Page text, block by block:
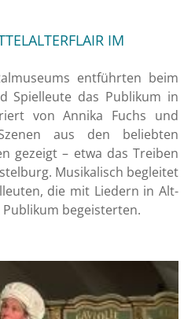
IM
entführten beim
Spielleute das Publikum in
von Annika Fuchs und
aus den beliebten
gezeigt – etwa das Treiben
Musikalisch begleitet
die mit Liedern in Alt-
begeisterten.